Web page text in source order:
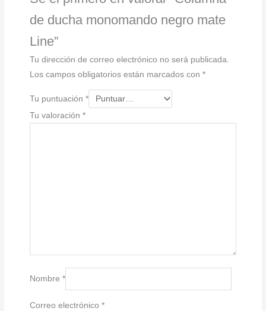
de ducha monomando negro mate
Line”
Tu dirección de correo electrónico no será publicada.
Los campos obligatorios están marcados con*
Tu puntuación*
Tu valoración*
Nombre*
Correo electrónico*